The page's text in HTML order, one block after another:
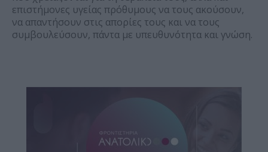
επιστήμονες υγείας πρόθυμους να τους ακούσουν,
να απαντήσουν στις απορίες τους και να τους
συμβουλεύσουν, πάντα με υπευθυνότητα και γνώση.